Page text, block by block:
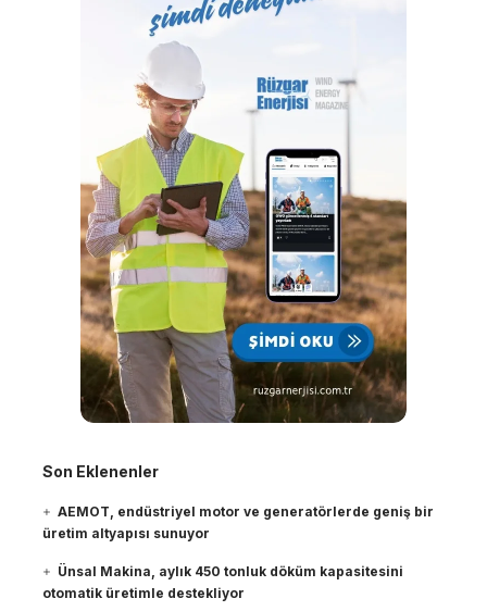
Son Eklenenler
AEMOT, endüstriyel motor ve generatörlerde geniş bir
üretim altyapısı sunuyor
Ünsal Makina, aylık 450 tonluk döküm kapasitesini
otomatik üretimle destekliyor